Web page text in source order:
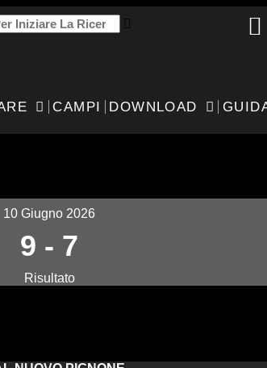
CAMPI DOWNLOAD
10 Giugno 2026
9 - 7
Risultato